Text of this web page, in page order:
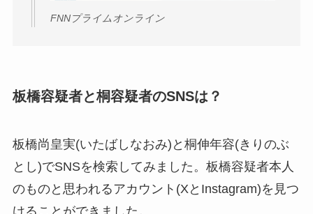
FNNプライムオンライン
板橋容疑者と桐容疑者のSNSは？
板橋尚皇実(いたばしなおみ)と桐伸年容(きりのぶ
とし)でSNSを検索してみました。板橋容疑者本人
のものと思われるアカウント(XとInstagram)を見つ